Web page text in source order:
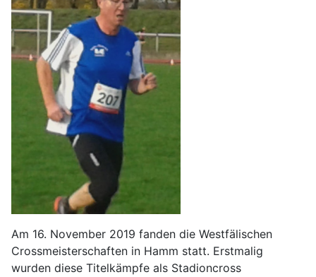
Am 16. November 2019 fanden die Westfälischen
Crossmeisterschaften in Hamm statt. Erstmalig
wurden diese Titelkämpfe als Stadioncross